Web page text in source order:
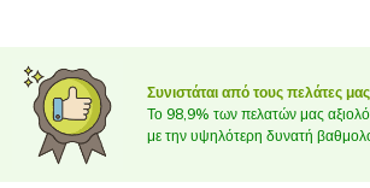
Συνιστάται από τους πελάτες
Το 98,9% των πελατών μας
με την υψηλότερη δυνατή